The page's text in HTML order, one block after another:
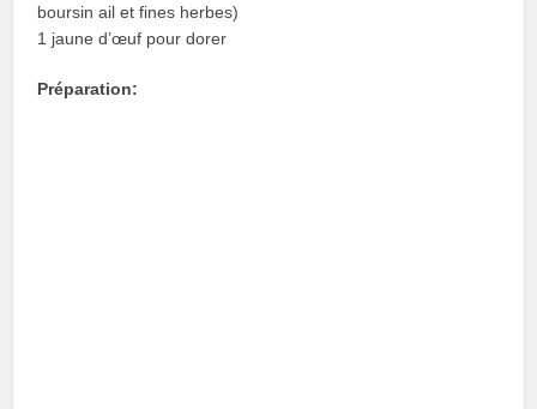
boursin ail et fines herbes)
1 jaune d’œuf pour dorer
Préparation: